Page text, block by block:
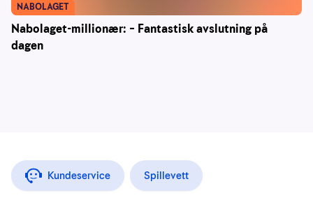
Nabolaget-millionær: – Fantastisk avslutning på
dagen
NABOLAGET
Kundeservice Spillevett